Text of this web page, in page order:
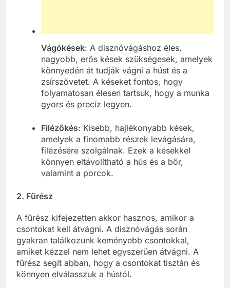
Vágókések: A disznóvágáshoz éles,
nagyobb, erős kések szükségesek, amelyek
könnyedén át tudják vágni a húst és a
zsírszövetet. A késeket fontos, hogy
folyamatosan élesen tartsuk, hogy a munka
gyors és precíz legyen.
Filézőkés: Kisebb, hajlékonyabb kések,
amelyek a finomabb részek levágására,
filézésére szolgálnak. Ezek a késekkel
könnyen eltávolítható a hús és a bőr,
valamint a porcok.
2. Fűrész
A fűrész kifejezetten akkor hasznos, amikor a
csontokat kell átvágni. A disznóvágás során
gyakran találkozunk keményebb csontokkal,
amiket kézzel nem lehet egyszerűen átvágni. A
fűrész segít abban, hogy a csontokat tisztán és
könnyen elválasszuk a hústól.